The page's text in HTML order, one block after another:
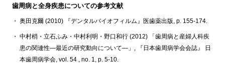
歯周病と全身疾患についての参考文献
奥田克爾 (2010) 『デンタルバイオフィルム』医歯薬出版, p. 155-174.
中村梢・立石ふみ・中村利明・野口和行 (2012) 「歯周病と産婦人科疾
患の関連性―最近の研究動向について―」, 『日本歯周病学会会誌』 日
本歯周病学会, vol. 54 , no. 1, p. 5-10.